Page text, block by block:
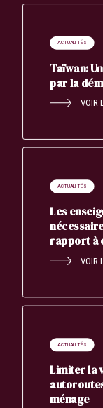
ACTUALITÉS
Taïwan:
par la
VOIR
ACTUALITÉS
Les
rapport à
VOIR
ACTUALITÉS
Limiter la
ménage